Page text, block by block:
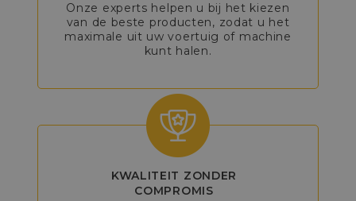
Onze experts helpen u bij het kiezen
van de beste producten, zodat u het
maximale uit uw voertuig of machine
kunt halen.
KWALITEIT ZONDER
COMPROMIS